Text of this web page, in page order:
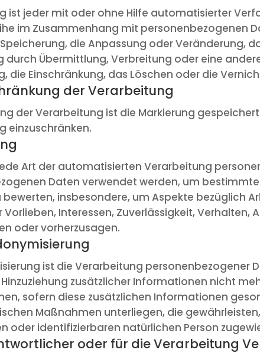
ist jeder mit oder ohne Hilfe automatisierter
im Zusammenhang mit personenbezogenen
die Anpassung oder Veränderung,
durch Übermittlung, Verbreitung oder eine
die Einschränkung, das Löschen oder die
der Verarbeitung
der Verarbeitung ist die Markierung
einzuschränken.
Art der automatisierten Verarbeitung
Daten verwendet werden, um
bewerten, insbesondere, um Aspekte bezüglich
Vorlieben, Interessen, Zuverlässigkeit,
oder vorherzusagen.
ist die Verarbeitung personenbezogener
zusätzlicher Informationen nicht
sofern diese zusätzlichen Informationen
Maßnahmen unterliegen, die
oder identifizierbaren natürlichen Person
oder für die Verarbeitung